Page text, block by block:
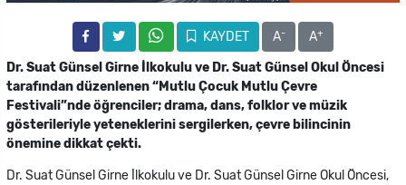
KAYDET A- A+
Dr. Suat Günsel Girne İlkokulu ve Dr. Suat Günsel Okul Öncesi
tarafından düzenlenen “Mutlu Çocuk Mutlu Çevre
Festivali”nde öğrenciler; drama, dans, folklor ve müzik
gösterileriyle yeteneklerini sergilerken, çevre bilincinin
önemine dikkat çekti.
Dr. Suat Günsel Girne İlkokulu ve Dr. Suat Günsel Girne Okul Öncesi,